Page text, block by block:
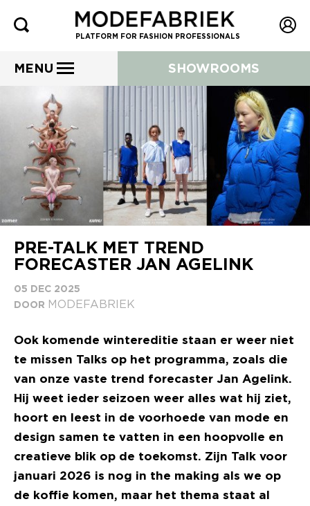
PLATFORM FOR FASHION PROFESSIONALS
MENU SHOWROOMS
PRE-TALK MET TREND
FORECASTER JAN AGELINK
05 DEC 2025
DOOR MODEFABRIEK
Ook komende wintereditie staan er weer niet
te missen Talks op het programma, zoals die
van onze vaste trend forecaster Jan Agelink.
Hij weet ieder seizoen weer alles wat hij ziet,
hoort en leest in de voorhoede van mode en
design samen te vatten in een hoopvolle en
creatieve blik op de toekomst. Zijn Talk voor
januari 2026 is nog in the making als we op
de koffie komen, maar het thema staat al